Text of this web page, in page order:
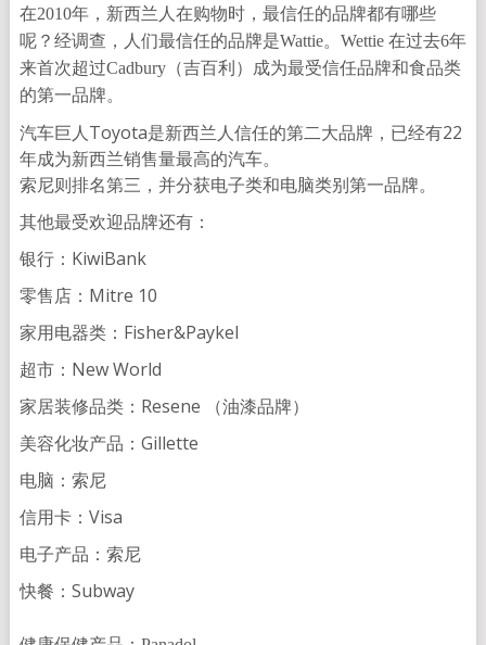
在2010年，新西兰人在购物时，最信任的品牌都有哪些
呢？经调查，人们最信任的品牌是Wattie。Wettie 在过去6年
来首次超过Cadbury（吉百利）成为最受信任品牌和食品类
的第一品牌。
汽车巨人Toyota是新西兰人信任的第二大品牌，已经有22
年成为新西兰销售量最高的汽车。
索尼则排名第三，并分获电子类和电脑类别第一品牌。
其他最受欢迎品牌还有：
银行：KiwiBank
零售店：Mitre 10
家用电器类：Fisher&Paykel
超市：New World
家居装修品类：Resene （油漆品牌）
美容化妆产品：Gillette
电脑：索尼
信用卡：Visa
电子产品：索尼
快餐：Subway